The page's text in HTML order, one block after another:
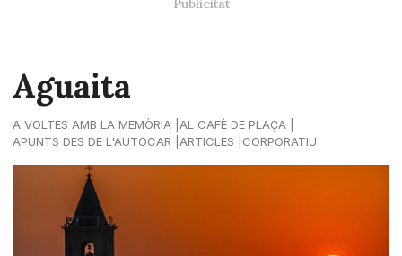
Aguaita
A VOLTES AMB LA MEMÒRIA
AL CAFÈ DE PLAÇA
APUNTS DES DE L'AUTOCAR
ARTICLES CORPORATIU